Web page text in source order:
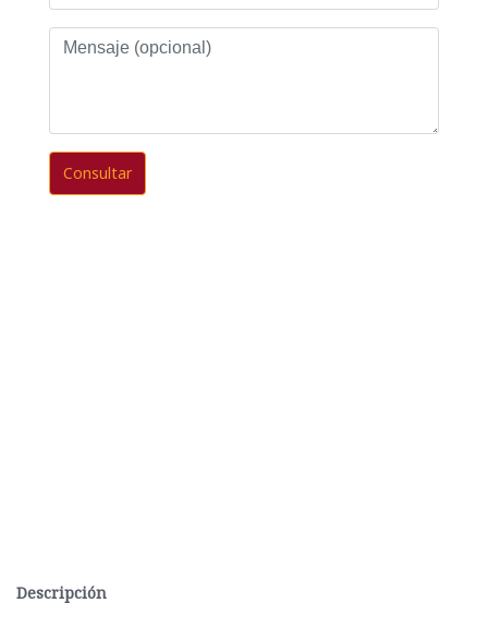
Mensaje
(opcional)
Consultar
Descripción